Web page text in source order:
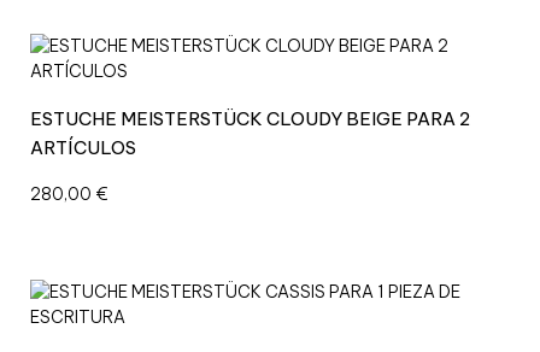
ESTUCHE MEISTERSTÜCK CLOUDY BEIGE PARA 2
ARTÍCULOS
280,00 €